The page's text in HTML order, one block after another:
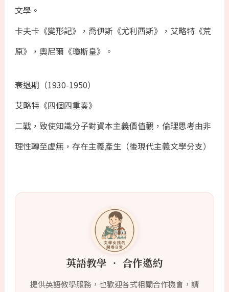
文學。
卡夫卡《變形記》，喬伊斯《尤利西斯》，艾略特《荒
原》，奧尼爾《瓊斯皇》。
衰退期（1930-1950）
艾略特《四個四重奏》
二戰，致使知識分子對資本主義價值觀，倫理思考由非
理性轉至虛無，存在主義產生（後現代主義文學分支）
英語教學 ‧ 合作邀約
提供英語教學服務，也歡迎各式相關合作機會，請